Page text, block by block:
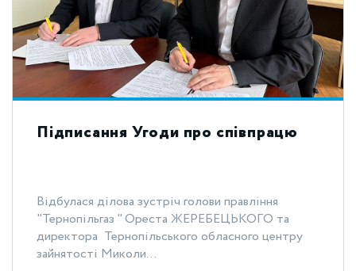
Підписання Угоди про співпрацю
Відбулася ділова зустріч голови правління
"Тернопільгаз " Ореста ЖЕРЕБЕЦЬКОГО та
директора Тернопільського обласного центру
зайнятості Миколи...